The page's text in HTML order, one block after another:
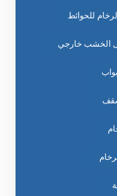
للحوائط
الخشب خارجي